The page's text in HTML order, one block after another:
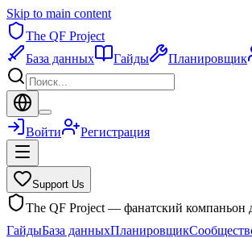
Skip to main content
The QF Project
База данных
Гайды Планировщик
Войти Регистрация
Support Us
The QF Project — фанатский компаньон
ГайдыБаза данныхПланировщик